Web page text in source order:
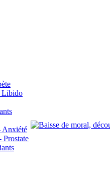
Libido
Anxiété
Prostate